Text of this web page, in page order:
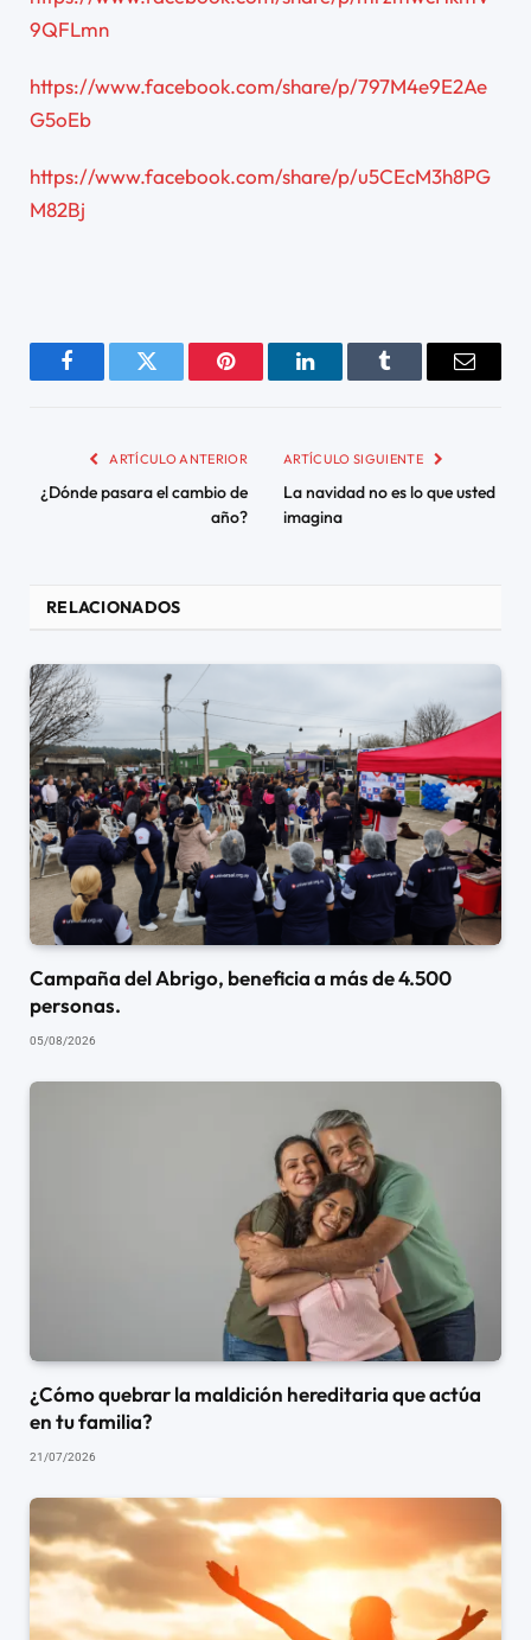
9QFLmn
https://www.facebook.com/share/p/797M4e9E2Ae
G5oEb
https://www.facebook.com/share/p/u5CEcM3h8PG
M82Bj
FacebookTwitter Pinterest LinkedInTumblr Email
ARTÍCULO ANTERIOR
¿Dónde pasara el cambio de
año?
ARTÍCULO SIGUIENTE
La navidad no es lo que usted
imagina
RELACIONADOS
Campaña del Abrigo, beneficia a más de 4.500
personas.
05/08/2026
¿Cómo quebrar la maldición hereditaria que actúa
en tu familia?
21/07/2026